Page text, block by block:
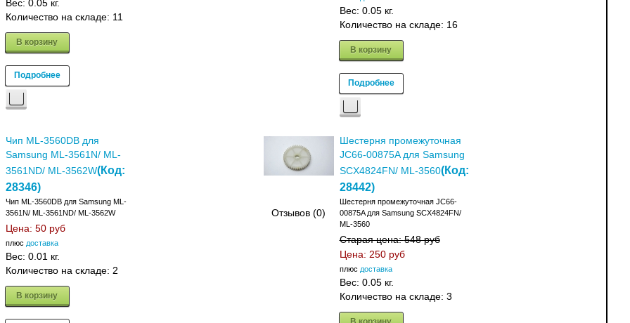
Вес: 0.05 кг.
Количество на складе: 11
В корзину
Подробнее
Вес: 0.05 кг.
Количество на складе: 16
В корзину
Подробнее
Чип ML-3560DB для
Samsung ML-3561N/ ML-
3561ND/ ML-3562W(Код:
28346)
Чип ML-3560DB для Samsung ML-
3561N/ ML-3561ND/ ML-3562W
Цена: 50 руб
плюс доставка
Вес: 0.01 кг.
Количество на складе: 2
В корзину
Отзывов (0)
Шестерня промежуточная
JC66-00875A для Samsung
SCX4824FN/ ML-3560(Код:
28442)
Шестерня промежуточная JC66-
00875A для Samsung SCX4824FN/
ML-3560
Старая цена:548 руб
Цена: 250 руб
плюс доставка
Вес: 0.05 кг.
Количество на складе: 3